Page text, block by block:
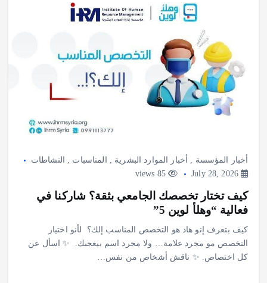
أخبار المؤسسة , أخبار الموارد البشرية , المناسبات ,
النشاطات
July 28, 2026
85 views
كيف تختار تخصصك الجامعي بثقة؟ شاركنا في
فعالية “وهلأ لوين 5”
‎كيف بتعرف إنو هاد هو التخصص المناسب إلك؟ ‎ ‎لأنو اختيار
التخصص مو مجرد علامة… ‎ولا مجرد اسم بيعجبك. ‎ ‎✨ اسأل عن
كل اختصاص. ‎✨ ناقش أشخاص من نفس…